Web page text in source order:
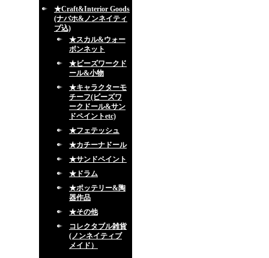
★Craft&Interior Goods
(ナバホ&ノンネイティ
ブ込)
★スカル&ウォー
ボンネット
★ビーズワークド
ール&小物
★キャラクターモ
チーフ(ビーズワ
ークドール&サン
ドペイントetc)
★フェテッシュ
★カチーナドール
★サンドペイント
★ドラム
★ポッテリー&陶
器作品
★その他
コレクタブル雑貨
(ノンネイティブ
メイド）